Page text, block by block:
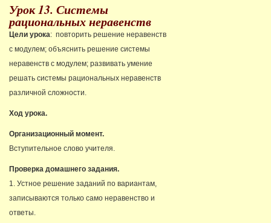
Урок 13. Системы
рациональных неравенств
Цели урока: повторить решение неравенств
с модулем; объяснить решение системы
неравенств с модулем; развивать умение
решать системы рациональных неравенств
различной сложности.
Ход урока.
Организационный момент.
Вступительное слово учителя.
Проверка домашнего задания.
1. Устное решение заданий по вариантам,
записываются только само неравенство и
ответы.